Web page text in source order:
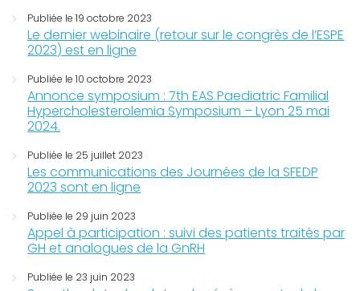
Publiée le 19 octobre 2023
Le dernier webinaire (retour sur le congrès de l’ESPE
2023) est en ligne
Publiée le 10 octobre 2023
Annonce symposium : 7th EAS Paediatric Familial
Hypercholesterolemia Symposium – Lyon 25 mai
2024.
Publiée le 25 juillet 2023
Les communications des Journées de la SFEDP
2023 sont en ligne
Publiée le 29 juin 2023
Appel à participation : suivi des patients traités par
GH et analogues de la GnRH
Publiée le 23 juin 2023